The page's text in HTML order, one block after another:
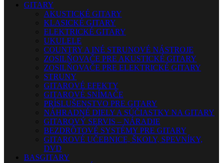
GITARY
AKUSTICKÉ GITARY
KLASICKÉ GITARY
ELEKTRICKÉ GITARY
UKULELE
COUNTRY A INÉ STRUNOVÉ NÁSTROJE
ZOSILŇOVAČE PRE AKUSTICKÉ GITARY
ZOSILŇOVAČE PRE ELEKTRICKÉ GITARY
STRUNY
GITAROVÉ EFEKTY
GITAROVÉ SNÍMAČE
PRÍSLUŠENSTVO PRE GITARY
NÁHRADNÉ DIELY A SÚČIASTKY NA GITARY
GITAROVÝ SERVIS – NÁRADIE
BEZDRÔTOVÉ SYSTÉMY PRE GITARY
GITAROVÉ UČEBNICE, ŠKOLY, SPEVNÍKY,
DVD
BASGITARY